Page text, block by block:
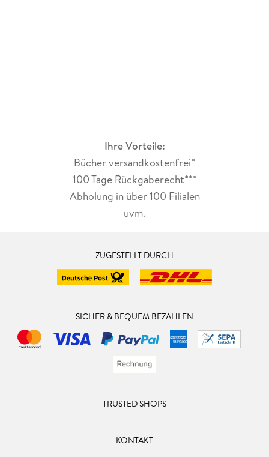
Ihre Vorteile:
Bücher versandkostenfrei*
100 Tage Rückgaberecht***
Abholung in über 100 Filialen
uvm.
ZUGESTELLT DURCH
SICHER & BEQUEM BEZAHLEN
TRUSTED SHOPS
KONTAKT